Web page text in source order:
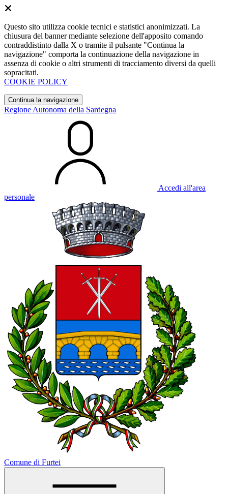
Questo sito utilizza cookie tecnici e statistici anonimizzati. La
chiusura del banner mediante selezione dell'apposito comando
contraddistinto dalla X o tramite il pulsante "Continua la
navigazione" comporta la continuazione della navigazione in
assenza di cookie o altri strumenti di tracciamento diversi da quelli
sopracitati.
COOKIE POLICY
Continua la navigazione
Regione Autonoma della Sardegna
Accedi all'area
personale
Comune di Furtei